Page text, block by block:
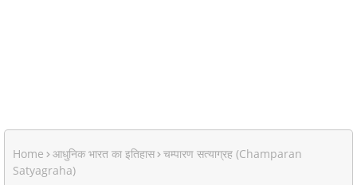
Home आधुनिक भारत का इतिहास चम्पारण सत्याग्रह (Champaran
Satyagraha)